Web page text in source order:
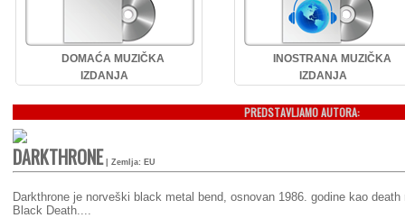
DOMAĆA MUZIČKA
IZDANJA
INOSTRANA MUZIČKA
IZDANJA
PREDSTAVLJAMO AUTORA:
DARKTHRONE| Zemlja: EU
Darkthrone je norveški black metal bend, osnovan 1986. godine kao
Black Death....